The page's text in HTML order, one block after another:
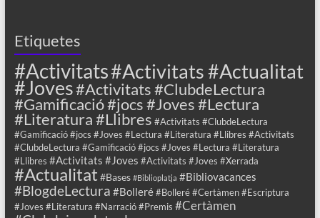
Etiquetes
#Activitats#Activitats #Actualitat
#Joves#Activitats #ClubdeLectura
#Gamificació #jocs #Joves #Lectura
#Literatura #Llibres #Activitats #ClubdeLectura
#Gamificació #jocs #Joves #Lectura #Literatura #Llibres #Activitats
#ClubdeLectura #Gamificació #jocs #Joves #Lectura #Literatura
#Llibres #Activitats #Joves #Activitats #Joves #Xerrada
#Actualitat #Bases #Biblioplatja #Bibliovacances
#BlogdeLectura #Bolleré #Bolleré #Certàmen #Escriptura
#Joves #Literatura #Narració #Premis #Certàmen